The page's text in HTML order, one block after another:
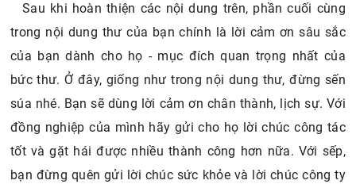
Sau khi hoàn thiện các nội dung trên, phần cuối cùng
trong nội dung thư của bạn chính là lời cảm ơn sâu sắc
của bạn dành cho họ - mục đích quan trọng nhất của
bức thư. Ở đây, giống như trong nội dung thư, đừng sến
súa nhé. Bạn sẽ dùng lời cảm ơn chân thành, lịch sự. Với
đồng nghiệp của mình hãy gửi cho họ lời chúc công tác
tốt và gặt hái được nhiều thành công hơn nữa. Với sếp,
bạn đừng quên gửi lời chúc sức khỏe và lời chúc công ty